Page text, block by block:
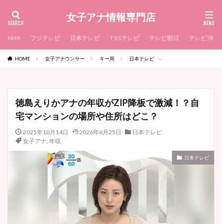
女子アナ情報専門店
NHK フジテレビ 日本テレビ TBSテレビ テレビ朝日 テレビ東京
HOME 女子アナウンサー キー局 日本テレビ
徳島えりかアナの年収がZIP降板で激減！？自
宅マンションの場所や住所はどこ？
2025年10月14日 2026年6月25日
日本テレビ
女子アナ, 年収
日本テレビ